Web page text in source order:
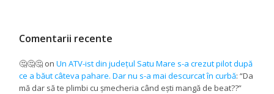
Comentarii recente
🤔🤔🤔 onUn ATV-ist din județul Satu Mare s-a crezut pilot după
ce a băut câteva pahare. Dar nu s-a mai descurcat în curbă: “Da
mă dar să te plimbi cu șmecheria când ești mangă de beat??”